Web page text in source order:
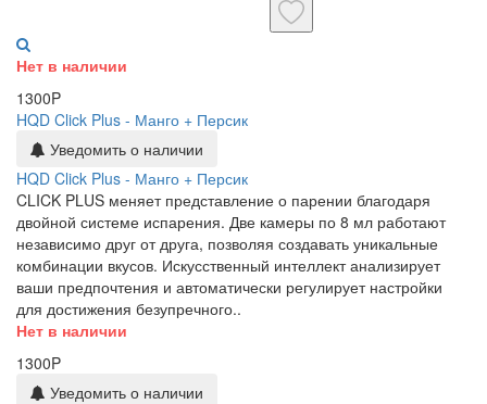
Нет в наличии
1300P
HQD Click Plus - Манго + Персик
Уведомить о наличии
HQD Click Plus - Манго + Персик
CLICK PLUS меняет представление о парении благодаря
двойной системе испарения. Две камеры по 8 мл работают
независимо друг от друга, позволяя создавать уникальные
комбинации вкусов. Искусственный интеллект анализирует
ваши предпочтения и автоматически регулирует настройки
для достижения безупречного..
Нет в наличии
1300P
Уведомить о наличии